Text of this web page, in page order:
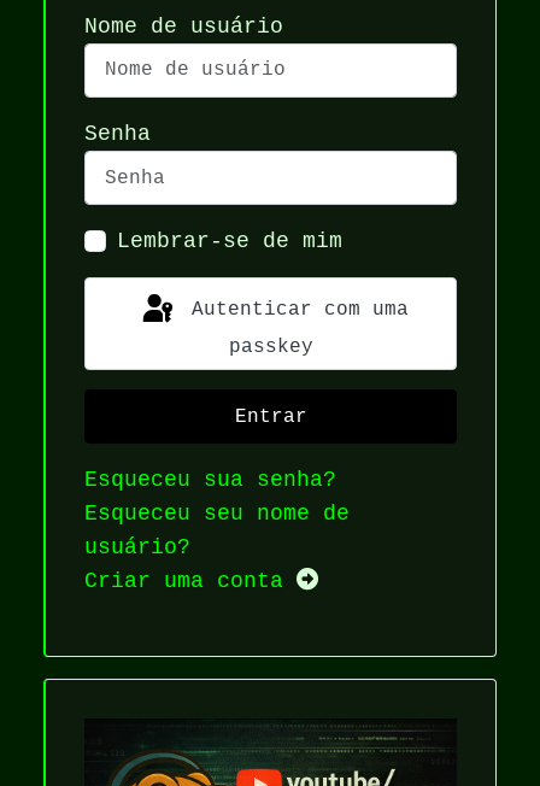
Nome de usuário
Senha
Lembrar-se de mim
passkey
Entrar
Esqueceu sua senha?
Esqueceu seu nome de
usuário?
Criar uma conta